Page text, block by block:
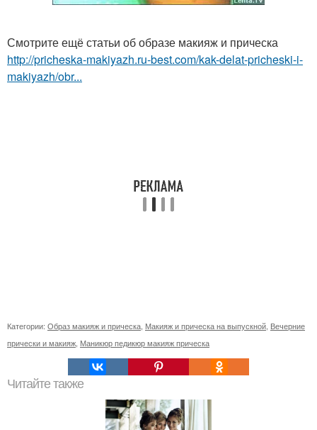
Смотрите ещё статьи об образе макияж и прическа
http://pricheska-makiyazh.ru-best.com/kak-delat-pricheski-i-
makiyazh/obr...
Категории: Образ макияж и прическа Макияж и прическа на выпускной Вечерние
прически и макияж Маникюр педикюр макияж прическа
Читайте также